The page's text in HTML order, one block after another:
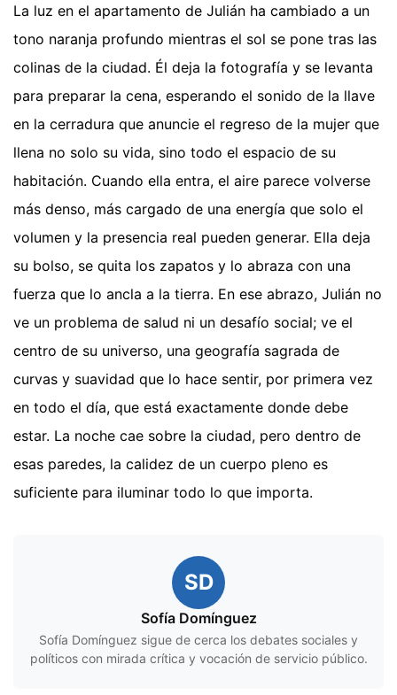
La luz en el apartamento de Julián ha cambiado a un
tono naranja profundo mientras el sol se pone tras las
colinas de la ciudad. Él deja la fotografía y se levanta
para preparar la cena, esperando el sonido de la llave
en la cerradura que anuncie el regreso de la mujer que
llena no solo su vida, sino todo el espacio de su
habitación. Cuando ella entra, el aire parece volverse
más denso, más cargado de una energía que solo el
volumen y la presencia real pueden generar. Ella deja
su bolso, se quita los zapatos y lo abraza con una
fuerza que lo ancla a la tierra. En ese abrazo, Julián no
ve un problema de salud ni un desafío social; ve el
centro de su universo, una geografía sagrada de
curvas y suavidad que lo hace sentir, por primera vez
en todo el día, que está exactamente donde debe
estar. La noche cae sobre la ciudad, pero dentro de
esas paredes, la calidez de un cuerpo pleno es
suficiente para iluminar todo lo que importa.
SD
Sofía Domínguez
Sofía Domínguez sigue de cerca los debates sociales y
políticos con mirada crítica y vocación de servicio público.